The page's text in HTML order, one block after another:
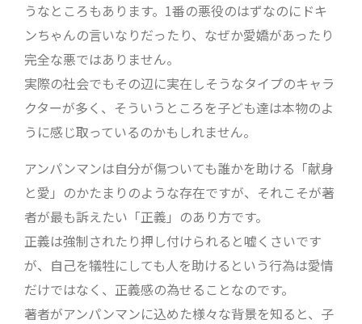
うなところもあります。1番の悪役のはずなのにドキ
ンちゃんの言いなりだったり、なぜか愛嬌があったり
完全な悪ではありません。
実際の社会でもその辺に実在しそうなタイプのキャラ
クターが多く、そういうところを子ども達は本物のよ
うに感じ取っているのかもしれません。
アンパンマンは自分が傷ついても誰かを助ける「献身
と愛」のかたまりのような存在ですが、それこそが著
者が最も訴えたい「正義」のあり方です。
正義は強制されたり押し付けられると嘘くさいです
が、自己を犠牲にしても人を助けるという行為は愛情
だけではなく、正義感の為せることなのです。
著者がアンパンマンに込めた様々な背景を知ると、子